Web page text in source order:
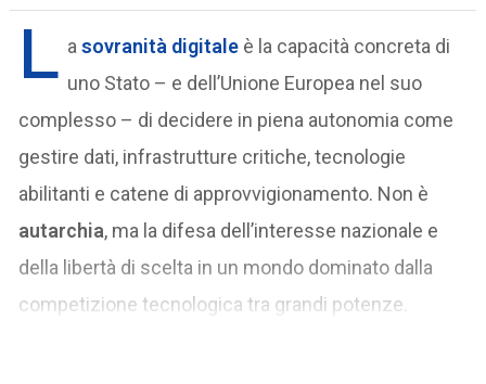
L asovranità digitale è la capacità concreta di
uno Stato – e dell’Unione Europea nel suo
complesso – di decidere in piena autonomia come
gestire dati, infrastrutture critiche, tecnologie
abilitanti e catene di approvvigionamento. Non è
autarchia, ma la difesa dell’interesse nazionale e
della libertà di scelta in un mondo dominato dalla
competizione tecnologica tra grandi potenze.